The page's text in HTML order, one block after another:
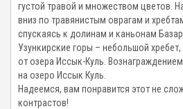
густой травой и множеством цветов.
вниз по травянистым оврагам и
спускаясь к долинам и каньонам
Узункирские горы – небольшой
от озера Иссык-Куль.
на озеро Иссык Куль.
Надеемся, вам понравится этот не
контрастов!